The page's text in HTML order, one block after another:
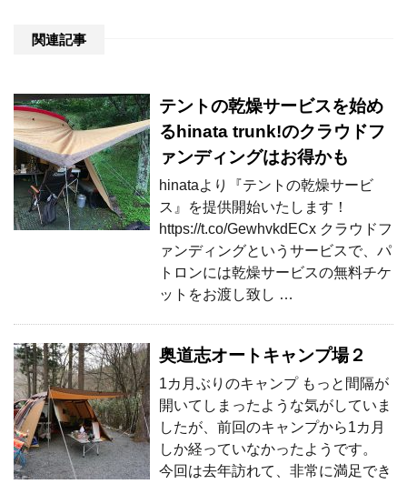
関連記事
テントの乾燥サービスを始め
るhinata trunk!のクラウドフ
ァンディングはお得かも
hinataより『テントの乾燥サービ
ス』を提供開始いたします！
https://t.co/GewhvkdECx クラウドフ
ァンディングというサービスで、パ
トロンには乾燥サービスの無料チケ
ットをお渡し致し …
奥道志オートキャンプ場２
1カ月ぶりのキャンプ もっと間隔が
開いてしまったような気がしていま
したが、前回のキャンプから1カ月
しか経っていなかったようです。
今回は去年訪れて、非常に満足でき